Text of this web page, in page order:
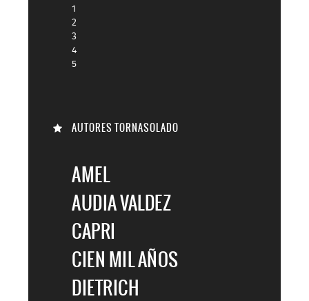
1
2
3
4
5
AUTORES TORNASOLADO
AMEL
AUDIA VALDEZ
CAPRI
CIEN MIL AÑOS
DIETRICH